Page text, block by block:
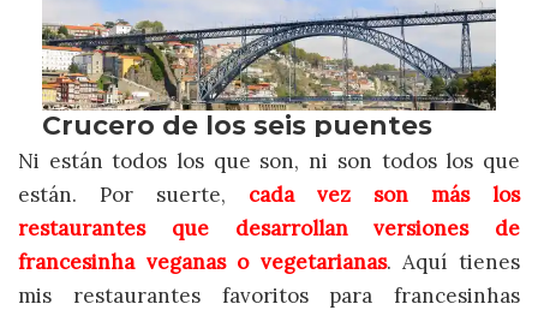
Ni están todos los que son, ni son todos los que
están. Por suerte, cada vez son más los
restaurantes que desarrollan versiones de
francesinha veganas o vegetarianas. Aquí tienes
mis restaurantes favoritos para francesinhas